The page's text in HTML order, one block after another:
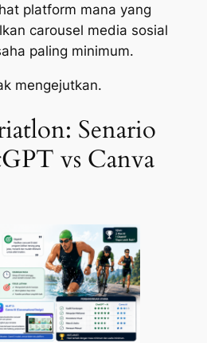
platform mana yang
carousel media sosial
paling minimum.
mengejutkan.
Senario
vs Canva